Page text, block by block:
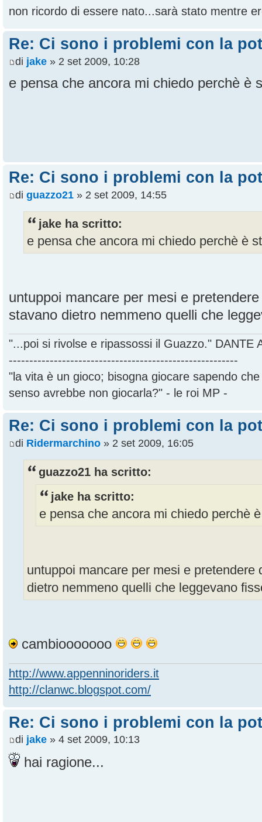
non ricordo di essere nato...sarà stato mentre
Re: Ci sono i problemi con la
di jake » 2 set 2009, 10:28
e pensa che ancora mi chiedo perchè è
Re: Ci sono i problemi con la
di guazzo21 » 2 set 2009, 14:55
jake ha scritto:
e pensa che ancora mi chiedo perchè è
untuppoi mancare per mesi e
stavano dietro nemmeno quelli che
"...poi si rivolse e ripassossi il Guazzo." DANTE
--------------------------------------------------------
"la vita è un gioco; bisogna giocare sapendo
senso avrebbe non giocarla?" - le roi MP -
Re: Ci sono i problemi con la
di Ridermarchino » 2 set 2009, 16:05
guazzo21 ha scritto:
jake ha scritto:
e pensa che ancora mi chiedo perchè
untuppoi mancare per mesi e
dietro nemmeno quelli che leggevano
cambiooooooo
http://www.appenninoriders.it
http://clanwc.blogspot.com/
Re: Ci sono i problemi con la
di jake » 4 set 2009, 10:13
hai ragione...